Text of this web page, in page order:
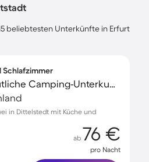
beliebtesten Unterkünfte in Erfurt
Schlafzimmer
Familienfreundliche gemütliche Camping-Unterkunft mit Terrasse
in Dittelstedt mit Küche und
ab 76 €
pro Nacht